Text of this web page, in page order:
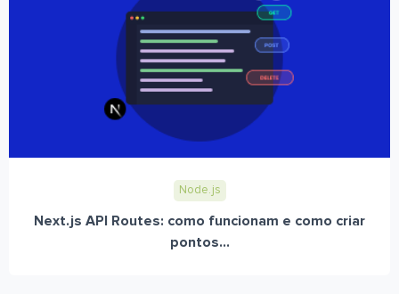
Node.js
Next.js API Routes: como funcionam e como criar
pontos...